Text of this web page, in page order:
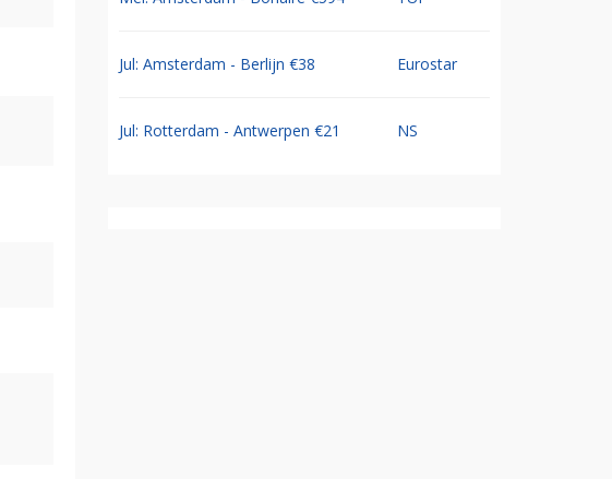
Jul: Amsterdam - Berlijn €38 Eurostar
Jul: Rotterdam - Antwerpen €21 NS